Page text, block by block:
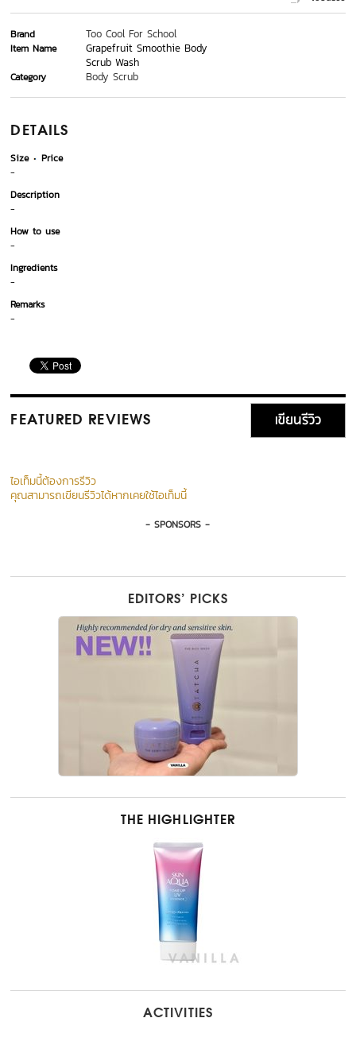
Brand Too Cool For School
Item Name
Grapefruit Smoothie Body
Scrub Wash
Category Body Scrub
DETAILS
Size
Price
-
Description
-
How to use
-
Ingredients
-
Remarks
-
FEATURED REVIEWS เขียนรีวิว
ไอเท็มนี้ต้องการรีวิว
คุณสามารถเขียนรีวิวได้หากเคยใช้ไอเท็มนี้
- SPONSORS -
EDITORS’ PICKS
THE HIGHLIGHTER
ACTIVITIES